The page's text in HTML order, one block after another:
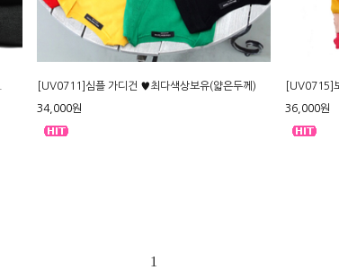
[UV0711]심플 가디건 ♥최다색상보유(얇은두께)
34,000원
[UV0715]
36,000원
1